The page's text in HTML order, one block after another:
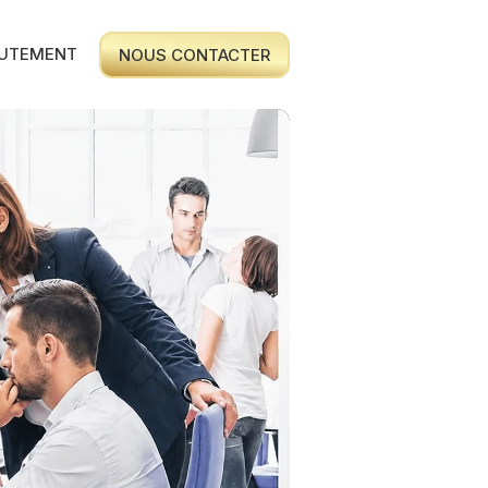
NOUS CONTACTER